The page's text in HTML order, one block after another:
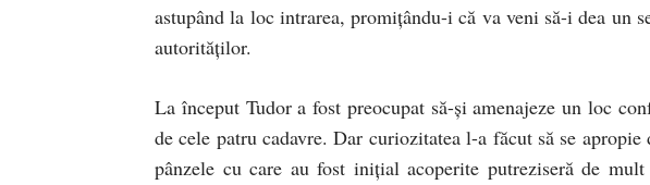
astupând la loc intrarea, promiţându-i că va veni să-i dea un
autorităţilor.
La început Tudor a fost preocupat să-şi amenajeze un loc
de cele patru cadavre. Dar curiozitatea l-a făcut să se
pânzele cu care au fost iniţial acoperite putreziseră de